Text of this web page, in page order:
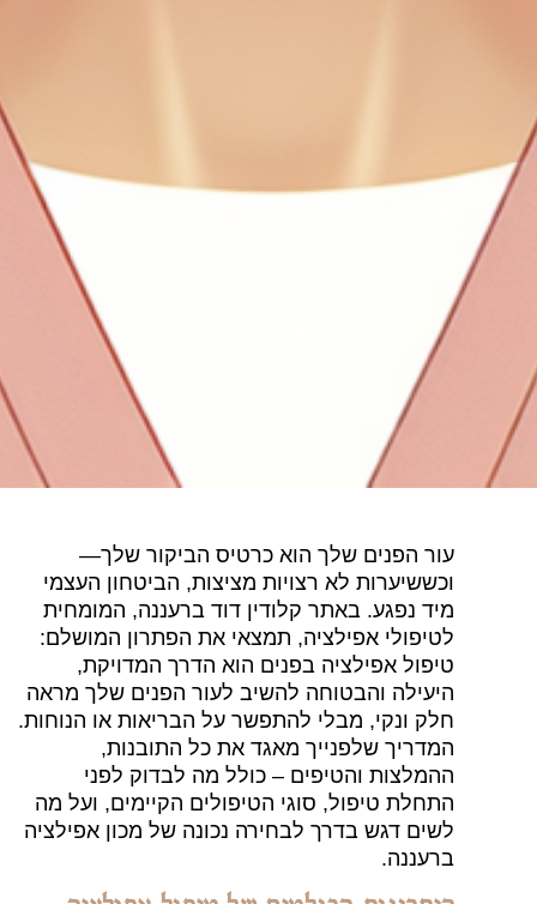
הפנים שלך הוא כרטיס הביקור שלך—
לא רצויות מציצות, הביטחון העצמי
נפגע. באתר קלודין דוד ברעננה, המומחית
אפילציה, תמצאי את הפתרון המושלם:
אפילציה בפנים הוא הדרך המדויקת,
והבטוחה להשיב לעור הפנים שלך מראה
ונקי, מבלי להתפשר על הבריאות או הנוחות.
שלפנייך מאגד את כל התובנות,
והטיפים – כולל מה לבדוק לפני
טיפול, סוגי הטיפולים הקיימים, ועל מה
דגש בדרך לבחירה נכונה של מכון אפילציה